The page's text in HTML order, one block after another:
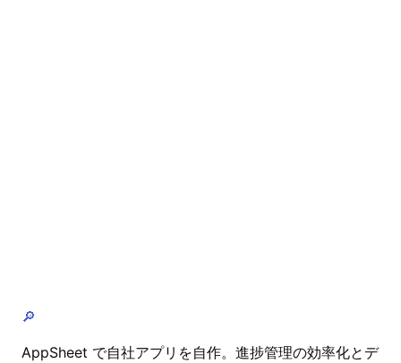
🔎
AppSheet で自社アプリを自作。進捗管理の効率化とデ